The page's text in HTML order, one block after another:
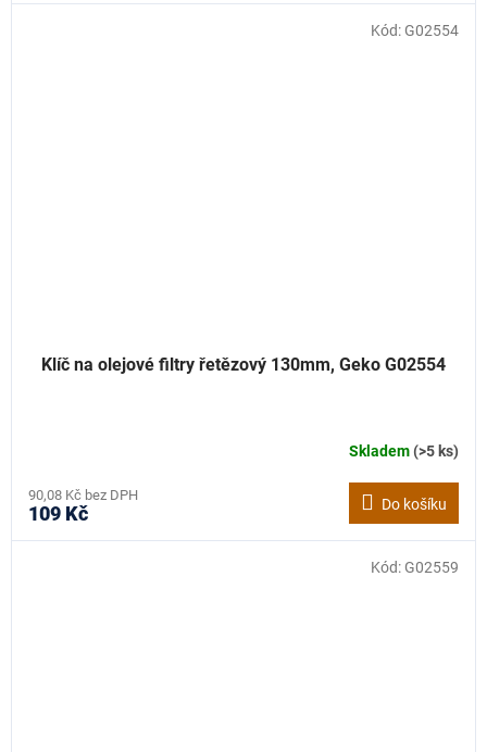
Klíč na olejové filtry řetězový 130mm, Geko G02554
Skladem(>5 ks)
90,08 Kč bez DPH
109 Kč Do košíku
Kód: G02554
Kód: G02559